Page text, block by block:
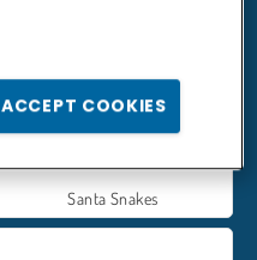
Santa Snakes
ACCEPT COOKIES